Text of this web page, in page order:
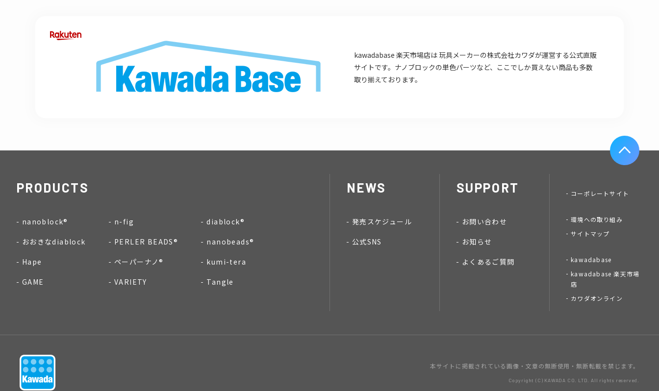
kawadabase 楽天市場店は 玩具メーカーの株式会社カワダが運営する公式直販
サイトです。ナノブロックの単色パーツなど、ここでしか買えない商品も多数
取り揃えております。
PRODUCTS
nanoblock® n-fig diablock®
おおきなdiablock PERLER BEADS® nanobeads®
Hape ペーパーナノ® kumi-tera
GAME VARIETY Tangle
NEWS
発売スケジュール
公式SNS
SUPPORT
お問い合わせ
お知らせ
よくあるご質問
コーポレートサイト
環境への取り組み
サイトマップ
kawadabase
kawadabase 楽天市場
店
カワダオンライン
本サイトに掲載されている画像・文章の無断使用・無断転載を禁じます。
Copyright (C) KAWADA CO. LTD. All rights reserved.